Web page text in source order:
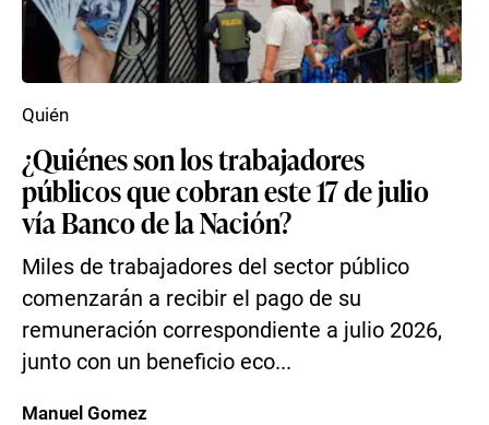
¿Quiénes son los trabajadores
públicos que cobran este 17 de julio
vía Banco de la Nación?
Miles de trabajadores del sector público
comenzarán a recibir el pago de su
remuneración correspondiente a julio 2026,
junto con un beneficio eco...
Quién
Manuel Gomez